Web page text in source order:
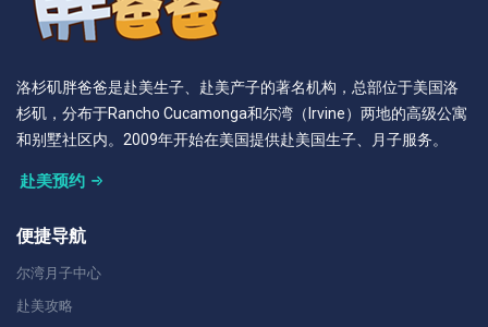
洛杉矶胖爸爸是赴美生子、赴美产子的著名机构，总部位于美国洛
杉矶，分布于Rancho Cucamonga和尔湾（Irvine）两地的高级公寓
和别墅社区内。2009年开始在美国提供赴美国生子、月子服务。
赴美预约
便捷导航
尔湾月子中心
赴美攻略